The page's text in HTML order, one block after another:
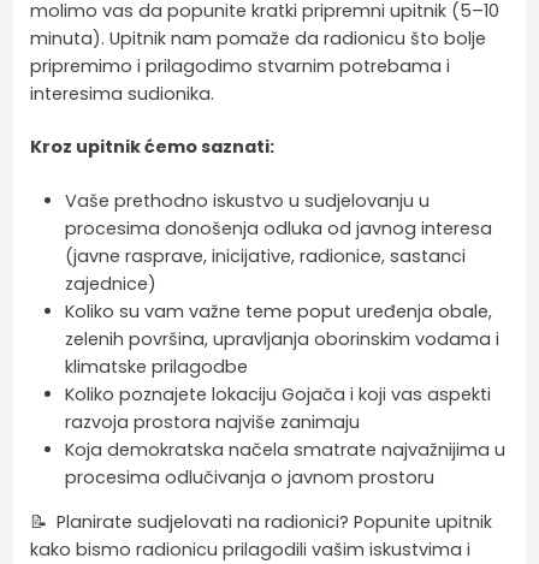
molimo vas da popunite kratki pripremni upitnik (5–10
minuta). Upitnik nam pomaže da radionicu što bolje
pripremimo i prilagodimo stvarnim potrebama i
interesima sudionika.
Kroz upitnik ćemo saznati:
Vaše prethodno iskustvo u sudjelovanju u
procesima donošenja odluka od javnog interesa
(javne rasprave, inicijative, radionice, sastanci
zajednice)
Koliko su vam važne teme poput uređenja obale,
zelenih površina, upravljanja oborinskim vodama i
klimatske prilagodbe
Koliko poznajete lokaciju Gojača i koji vas aspekti
razvoja prostora najviše zanimaju
Koja demokratska načela smatrate najvažnijima u
procesima odlučivanja o javnom prostoru
📝 Planirate sudjelovati na radionici? Popunite upitnik
kako bismo radionicu prilagodili vašim iskustvima i